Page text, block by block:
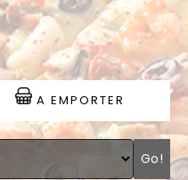
A EMPORTER
Go!